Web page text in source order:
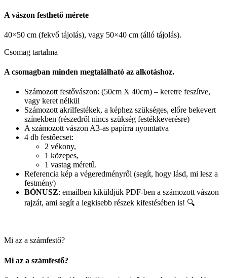
A vászon festhető mérete
40×50 cm (fekvő tájolás), vagy 50×40 cm (álló tájolás).
Csomag tartalma
A csomagban minden megtalálható az alkotáshoz.
Számozott festővászon: (50cm X 40cm) – keretre feszítve,
vagy keret nélkül
Számozott akrilfestékek, a képhez szükséges, előre bekevert
színekben (részedről nincs szükség festékkeverésre)
A számozott vászon A3-as papírra nyomtatva
4 db festőecset:
2 vékony,
1 közepes,
1 vastag méretű.
Referencia kép a végeredményről (segít, hogy lásd, mi lesz a
festmény)
BÓNUSZ: emailben kiküldjük PDF-ben a számozott vászon
rajzát, ami segít a legkisebb részek kifestésében is! 🔍
Mi az a számfestő?
Mi az a számfestő?